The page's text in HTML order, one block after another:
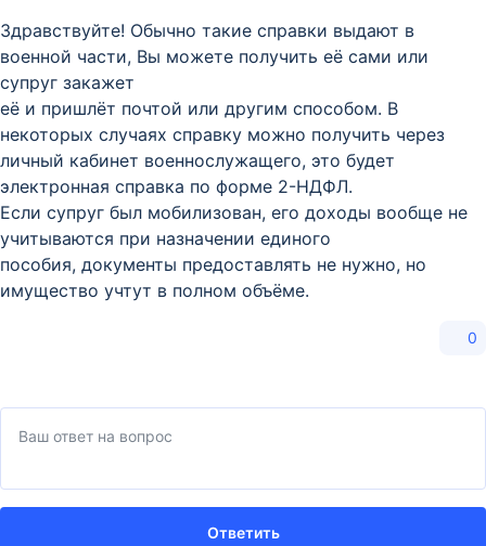
Здравствуйте! Обычно такие справки выдают в
военной части, Вы можете получить её сами или
супруг закажет
её и пришлёт почтой или другим способом. В
некоторых случаях справку можно получить через
личный кабинет военнослужащего, это будет
электронная справка по форме 2-НДФЛ.
Если супруг был мобилизован, его доходы вообще не
учитываются при назначении единого
пособия, документы предоставлять не нужно, но
имущество учтут в полном объёме.
0
Ответить